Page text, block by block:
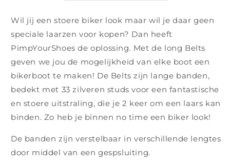
(prijs
per
paar)
(prijs
paar)
Wil jij een stoere biker look maar wil je daar geen
speciale laarzen voor kopen? Dan heeft
PimpYourShoes de oplossing. Met de long Belts
geven we jou de mogelijkheid van elke boot een
bikerboot te maken! De Belts zijn lange banden,
bedekt met 33 zilveren studs voor een fantastische
en stoere uitstraling, die je 2 keer om een laars kan
binden. Zo heb je binnen no time een biker look!
De banden zijn verstelbaar in verschillende lengtes
door middel van een gespsluiting.